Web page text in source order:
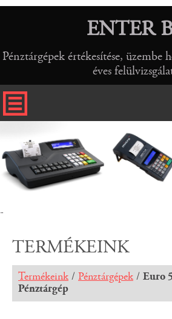
ENTER
Pénztárgépek értékesítése, üzembe
éves
-
TERMÉKEINK
Termékeink / Pénztárgépek / Euro
Pénztárgép